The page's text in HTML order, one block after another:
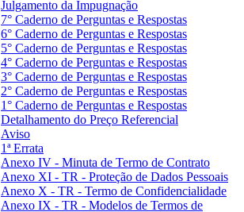
Julgamento da Impugnação
7° Caderno de Perguntas e Respostas
6° Caderno de Perguntas e Respostas
5° Caderno de Perguntas e Respostas
4° Caderno de Perguntas e Respostas
3° Caderno de Perguntas e Respostas
2° Caderno de Perguntas e Respostas
1° Caderno de Perguntas e Respostas
Detalhamento do Preço Referencial
Aviso
1ª Errata
Anexo IV - Minuta de Termo de Contrato
Anexo XI - TR - Proteção de Dados Pessoais
Anexo X - TR - Termo de Confidencialidade
Anexo IX - TR - Modelos de Termos de